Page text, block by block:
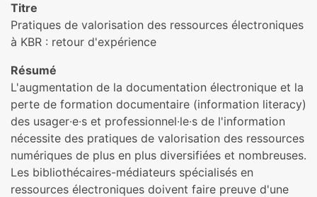
Titre
Pratiques de valorisation des ressources électroniques
à KBR : retour d'expérience
Résumé
L'augmentation de la documentation électronique et la
perte de formation documentaire (information literacy)
des usager∙e∙s et professionnel∙le∙s de l'information
nécessite des pratiques de valorisation des ressources
numériques de plus en plus diversifiées et nombreuses.
Les bibliothécaires-médiateurs spécialisés en
ressources électroniques doivent faire preuve d'une